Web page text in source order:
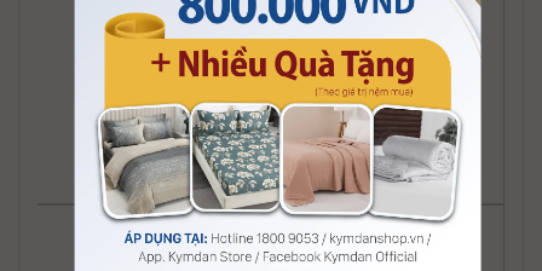
Giường Kymdan kiểu Juliet